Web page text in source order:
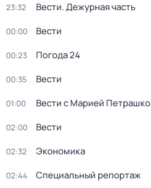
23:32 Вести. Дежурная часть
00:00 Вести
00:23 Погода 24
00:35 Вести
01:00 Вести с Марией Петрашко
02:00 Вести
02:32 Экономика
02:44 Специальный репортаж